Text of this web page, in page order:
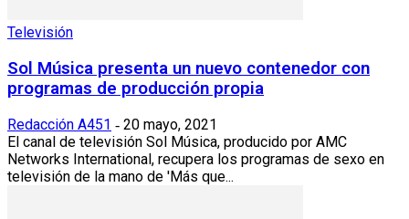
Televisión
Sol Música presenta un nuevo contenedor con
programas de producción propia
Redacción A451 - 20 mayo, 2021
El canal de televisión Sol Música, producido por AMC
Networks International, recupera los programas de sexo en
televisión de la mano de 'Más que...